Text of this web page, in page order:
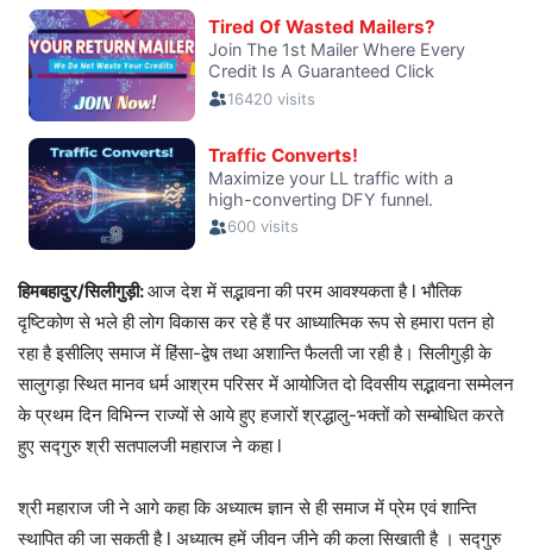
हिमबहादुर/सिलीगुड़ी:आज देश में सद्भावना की परम आवश्यकता है l भौतिक
दृष्टिकोण से भले ही लोग विकास कर रहे हैं पर आध्यात्मिक रूप से हमारा पतन हो
रहा है इसीलिए समाज में हिंसा-द्वेष तथा अशान्ति फैलती जा रही है। सिलीगुड़ी के
सालुगड़ा स्थित मानव धर्म आश्रम परिसर में आयोजित दो दिवसीय सद्भावना सम्मेलन
के प्रथम दिन विभिन्न राज्यों से आये हुए हजारों श्रद्धालु-भक्तों को सम्बोधित करते
हुए सद्गुरु श्री सतपालजी महाराज ने कहा l
श्री महाराज जी ने आगे कहा कि अध्यात्म ज्ञान से ही समाज में प्रेम एवं शान्ति
स्थापित की जा सकती है l अध्यात्म हमें जीवन जीने की कला सिखाती है । सद्गुरु